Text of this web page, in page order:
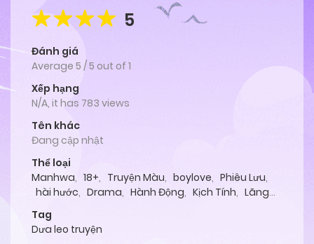
5
Đánh giá
Average 5 /5 out of 1
Xếp hạng
N/A, it has 783 views
Tên khác
Đang cập nhật
Thể loại
Manhwa, 18+, Truyện Màu, boylove, Phiêu Lưu,
hài hước, Drama, Hành Động, Kịch Tính, Lãng
Tag
Dưa leo truyện